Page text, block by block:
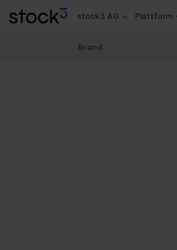
stock3 AG Plattform
Brand